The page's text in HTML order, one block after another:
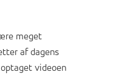
meget
af dagens
videoen